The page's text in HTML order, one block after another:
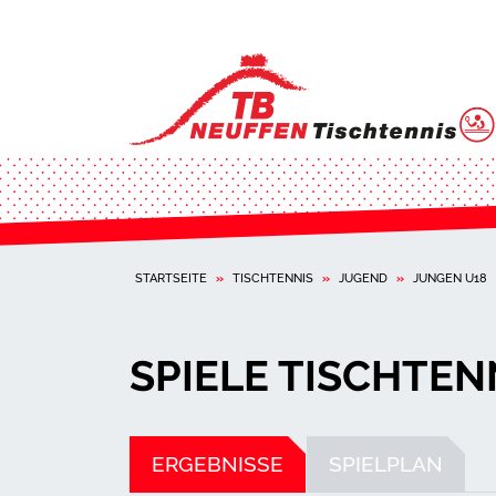
STARTSEITE » TISCHTENNIS » JUGEND » JUNGEN U18
SPIELE
ERGEBNISSE SPIELPLAN